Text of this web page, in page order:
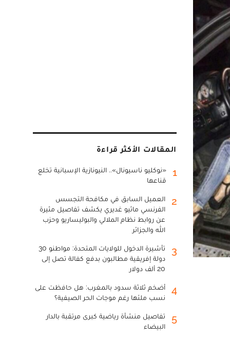
المقالات الأكثر قراءة
1
«نوكليو ناسيونال».. النيونازية الإسبانية تخلع
قناعها
2
العميل السابق في مكافحة التجسس
الفرنسي ماثيو غديري يكشف تفاصيل مثيرة
عن روابط نظام الملالي والبوليساريو وحزب
الله والجزائر
3
تأشيرة الدخول للولايات المتحدة: مواطنو 30
دولة إفريقية مطالبون بدفع كفالة تصل إلى
20 ألف دولار
4
أضخم ثلاثة سدود بالمغرب: هل حافظت على
نسب ملئها رغم موجات الحر الصيفية؟
5
تفاصيل منشأة رياضية كبرى مرتقبة بالدار
البيضاء